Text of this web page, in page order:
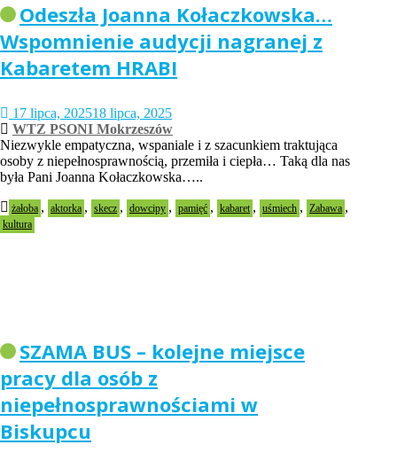
Odeszła Joanna Kołaczkowska…
Wspomnienie audycji nagranej z
Kabaretem HRABI
17 lipca, 202518 lipca, 2025
WTZ PSONI Mokrzeszów
Niezwykle empatyczna, wspaniale i z szacunkiem traktująca
osoby z niepełnosprawnością, przemiła i ciepła… Taką dla nas
była Pani Joanna Kołaczkowska…..
żałoba , aktorka , skecz , dowcipy , pamięć , kabaret , uśmiech , Zabawa ,
kultura
SZAMA BUS – kolejne miejsce
pracy dla osób z
niepełnosprawnościami w
Biskupcu